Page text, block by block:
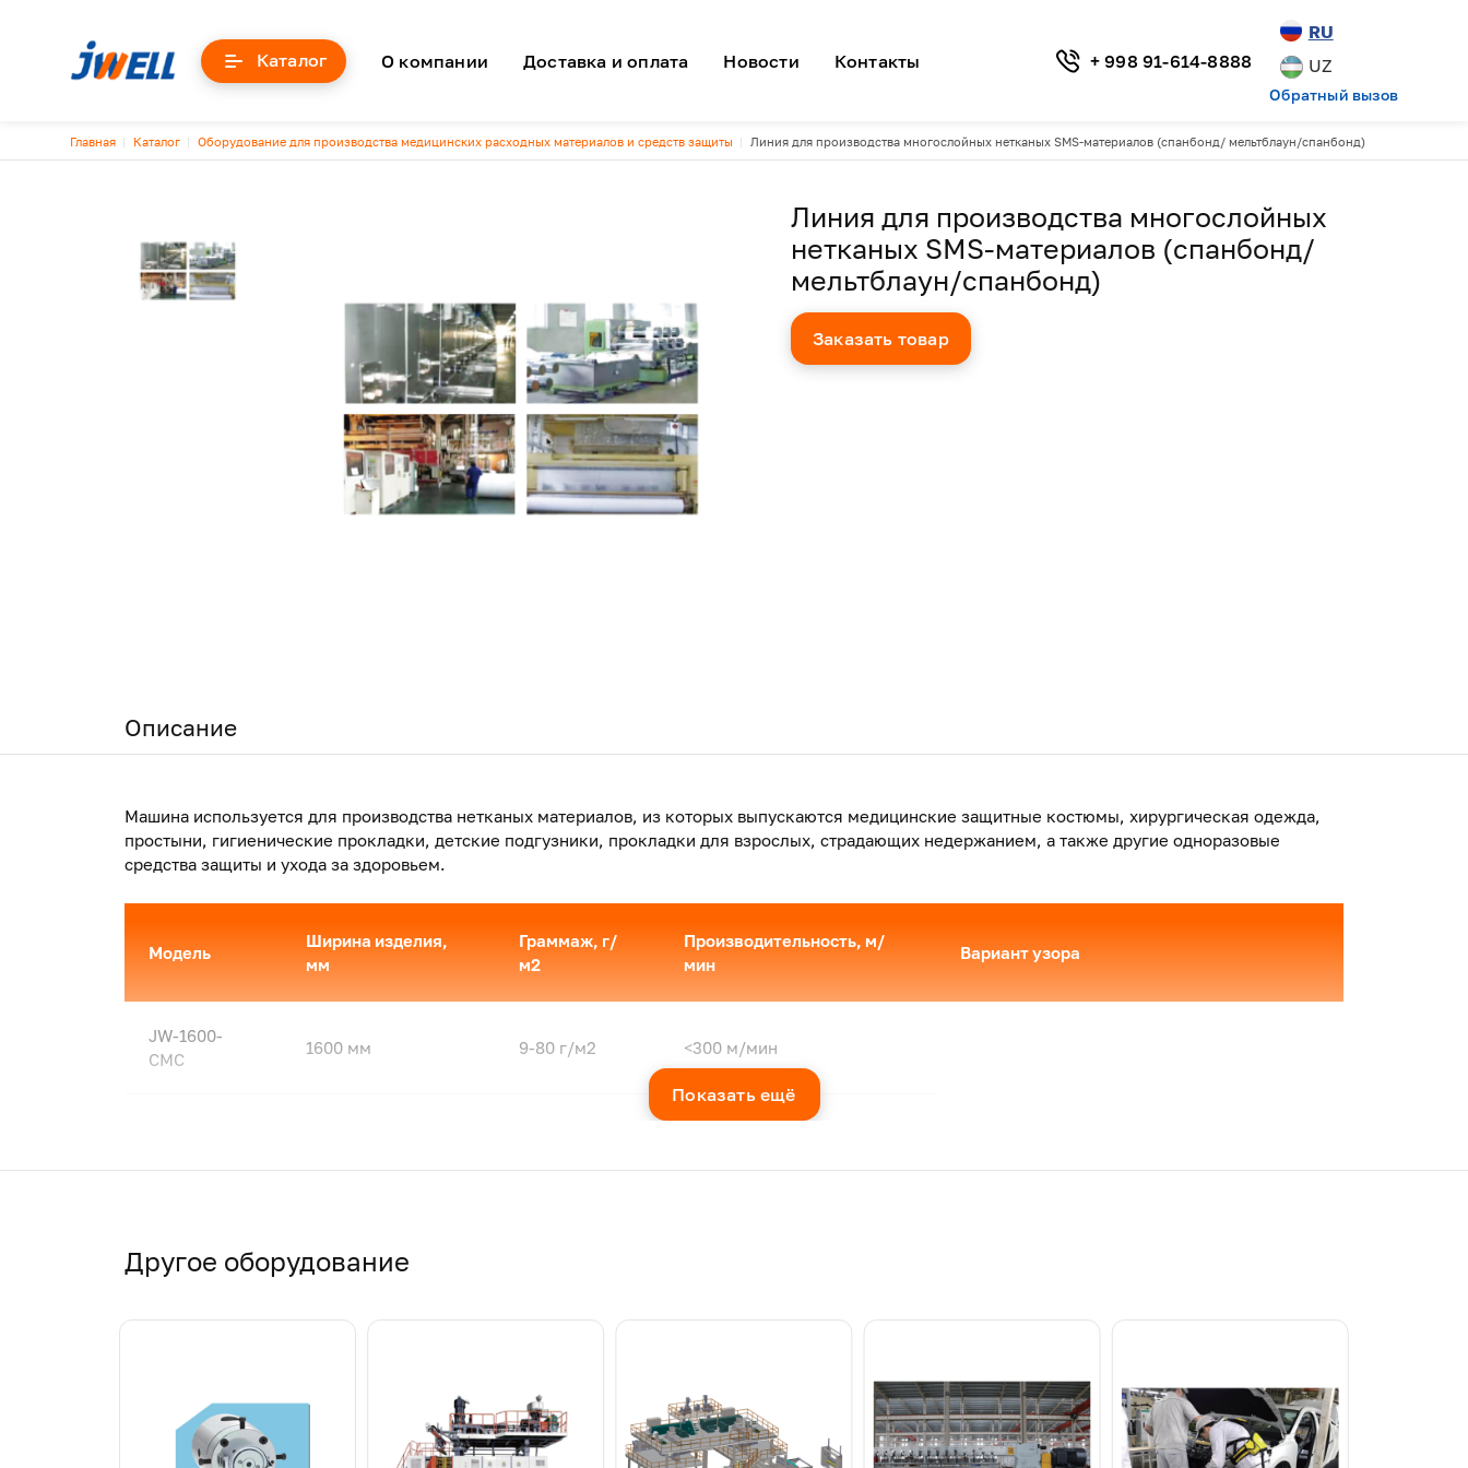
Каталог Основная навигация
О компании Доставка и оплата Новости Контакты + 998 91-614-8888
RU
UZ
Обратный вызов
Строка навигации
Главная Каталог Оборудование для производства медицинских расходных материалов и средств защиты Линия для производства многослойных нетканых SMS-материалов (спанбонд/ мельтблаун/спанбонд)
Линия для производства многослойных
нетканых SMS-материалов (спанбонд/
мельтблаун/спанбонд)
Заказать товар
Описание
Машина используется для производства нетканых материалов, из которых выпускаются медицинские защитные костюмы, хирургическая одежда,
простыни, гигиенические прокладки, детские подгузники, прокладки для взрослых, страдающих недержанием, а также другие одноразовые
средства защиты и ухода за здоровьем.
Модель
Ширина изделия,
мм
Граммаж, г/
м2
Производительность, м/
мин
Вариант узора
JW-1600-
СМС
1600 мм 9-80 г/м2 <300 м/мин
Оборудование для производства изделийиз многослойных нетканых SMS-материалов
для производства этих материалов.
Что такое SMS-материалы?
Показать ещё
Другое оборудование